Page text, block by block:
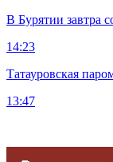
В Бурятии завтра
14:23
Татауровская
13:47